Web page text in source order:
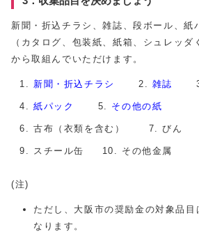
新聞・折込チラシ、雑誌、段ボール、紙
（カタログ、包装紙、紙箱、シュレッダ
から取組んでいただけます。
新聞・折込チラシ 雑誌
紙パック その他の紙
古布（衣類を含む） びん
スチール缶 その他金属
(注)
ただし、大阪市の奨励金の対象品目
なります。